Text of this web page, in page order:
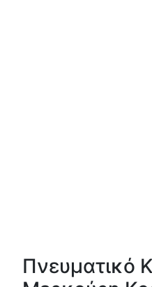
Πνευματικό